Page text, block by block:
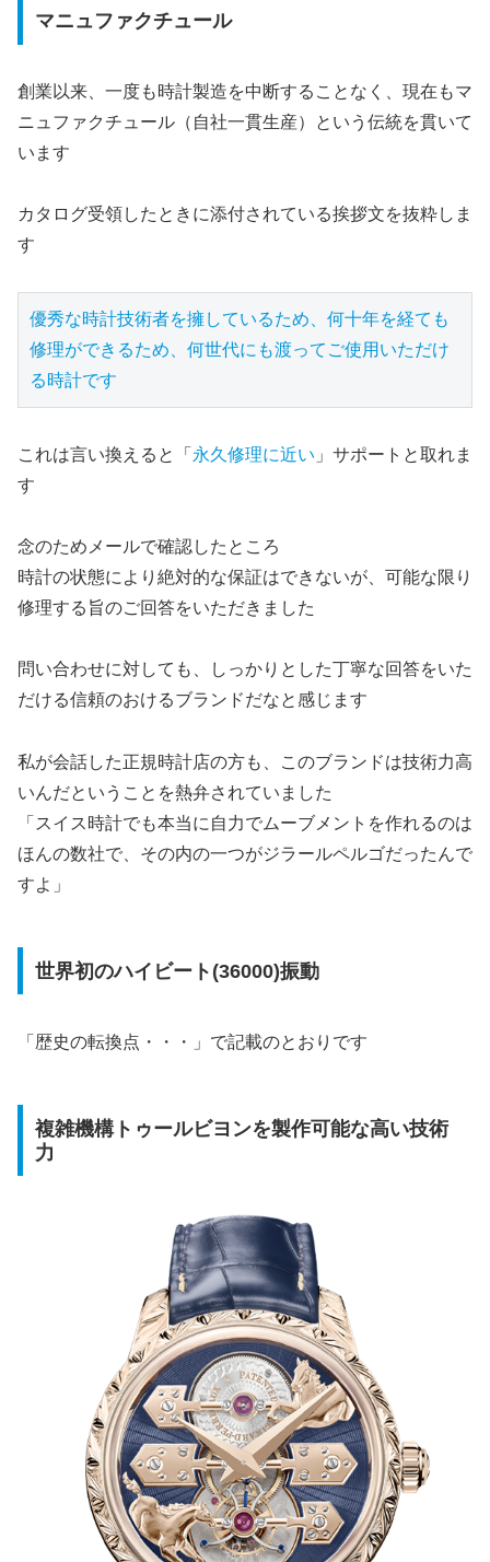
マニュファクチュール
創業以来、一度も時計製造を中断することなく、現在もマ
ニュファクチュール（自社一貫生産）という伝統を貫いて
います
カタログ受領したときに添付されている挨拶文を抜粋しま
す
優秀な時計技術者を擁しているため、何十年を経ても
修理ができるため、何世代にも渡ってご使用いただけ
る時計です
これは言い換えると「 永久修理に近い 」サポートと取れま
す
念のためメールで確認したところ
時計の状態により絶対的な保証はできないが、可能な限り
修理する旨のご回答をいただきました
問い合わせに対しても、しっかりとした丁寧な回答をいた
だける信頼のおけるブランドだなと感じます
私が会話した正規時計店の方も、このブランドは技術力高
いんだということを熱弁されていました
「スイス時計でも本当に自力でムーブメントを作れるのは
ほんの数社で、その内の一つがジラールペルゴだったんで
すよ」
世界初のハイビート(36000)振動
「歴史の転換点・・・」で記載のとおりです
複雑機構トゥールビヨンを製作可能な高い技術
力